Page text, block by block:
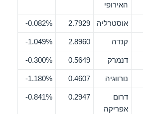
האירופי
אוסטרליה 2.7929
0.082%-
קנדה 2.8960
1.049%-
דנמרק 0.5649
0.300%-
נורווגיה 0.4607
1.180%-
דרום
אפריקה
0.2947
0.841%-